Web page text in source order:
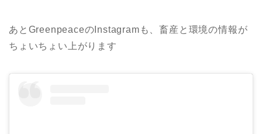
あとGreenpeaceのInstagramも、畜産と環境の情報が
ちょいちょい上がります